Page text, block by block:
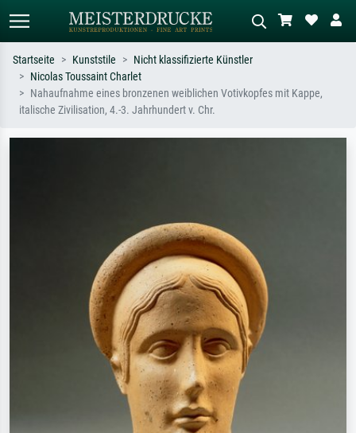
Standardsuche KI-Bildersuche
Suchen Sie nach Künstlern, Werktiteln
Beschreiben Sie die Szene – z.B. Grüne
Startseite Kunststile
Nicht klassifizierte Künstler
Nicolas Toussaint Charlet
Nahaufnahme eines bronzenen weiblichen Votivkopfes mit Kappe,
italische Zivilisation, 4.-3. Jahrhundert v. Chr.